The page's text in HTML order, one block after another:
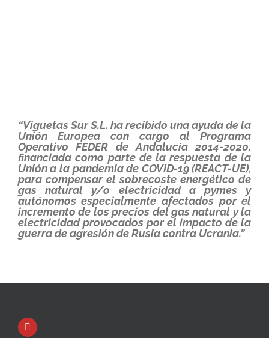
“Viguetas Sur S.L. ha recibido una ayuda de la
Unión Europea con cargo al Programa
Operativo FEDER de Andalucía 2014-2020,
financiada como parte de la respuesta de la
Unión a la pandemia de COVID-19 (REACT-UE),
para compensar el sobrecoste energético de
gas natural y/o electricidad a pymes y
autónomos especialmente afectados por el
incremento de los precios del gas natural y la
electricidad provocados por el impacto de la
guerra de agresión de Rusia contra Ucrania.”